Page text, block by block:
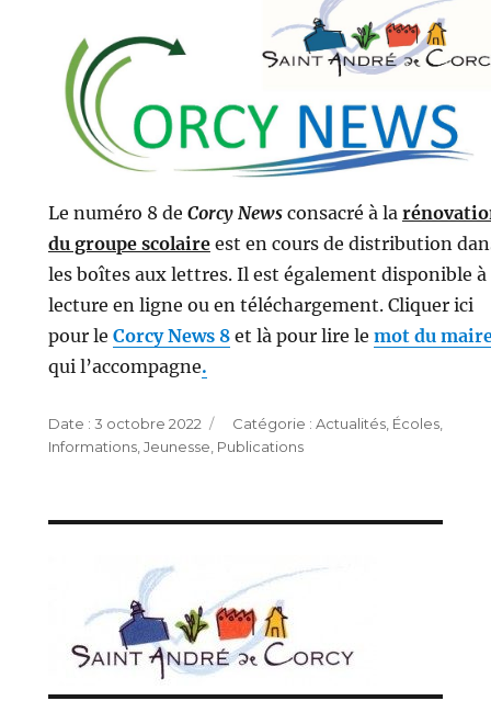
Le numéro 8 de Corcy News consacré à la
du groupe scolaireest en cours de distribution
les boîtes aux lettres. Il est également disponible à
lecture en ligne ou en téléchargement. Cliquer ici
pour le Corcy News 8et là pour lire le mot du
qui l’accompagne.
Publié
le
3 octobre 2022 Catégories
Actualités, Écoles,
Informations, Jeunesse Publications